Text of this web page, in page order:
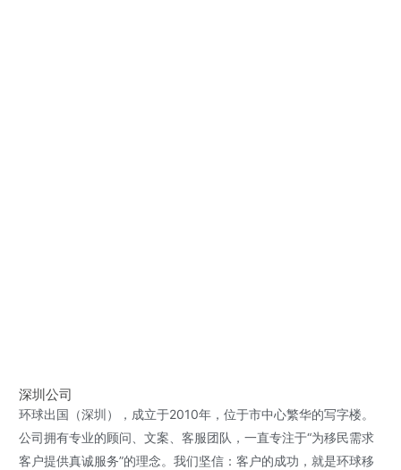
深圳公司
环球出国（深圳），成立于2010年，位于市中心繁华的写字楼。
公司拥有专业的顾问、文案、客服团队，一直专注于“为移民需求
客户提供真诚服务”的理念。我们坚信：客户的成功，就是环球移